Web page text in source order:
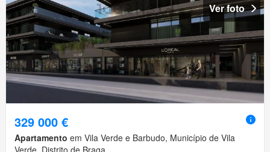
Ver foto
329 000 €
Apartamento em Vila Verde e Barbudo, Município de Vila
Verde, Distrito de Braga